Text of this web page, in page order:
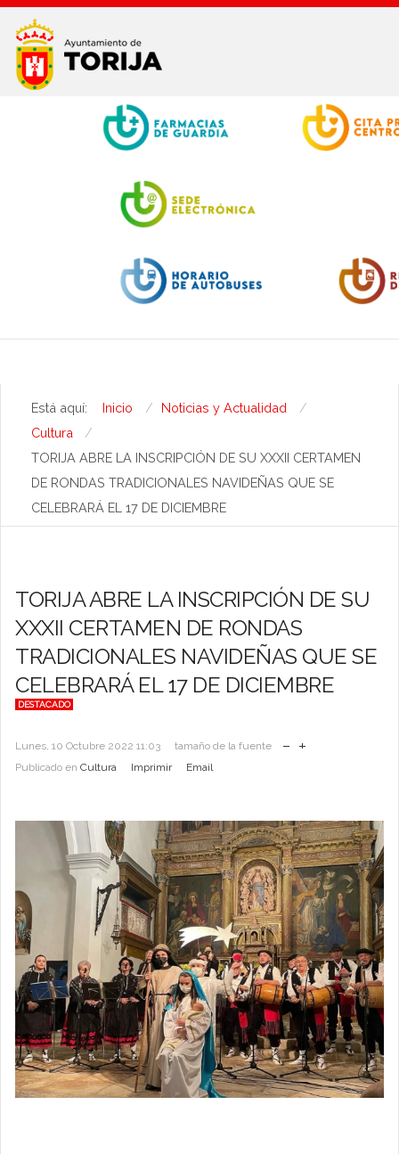
Youtube
Está aquí: Inicio
Noticias y Actualidad
Cultura
TORIJA ABRE LA INSCRIPCIÓN DE SU XXXII CERTAMEN
DE RONDAS TRADICIONALES NAVIDEÑAS QUE SE
CELEBRARÁ EL 17 DE DICIEMBRE
TORIJA ABRE LA INSCRIPCIÓN DE SU
XXXII CERTAMEN DE RONDAS
TRADICIONALES NAVIDEÑAS QUE SE
CELEBRARÁ EL 17 DE DICIEMBRE
DESTACADO
Lunes, 10 Octubre 2022 11:03
tamaño de la fuente
Publicado en Cultura Imprimir Email